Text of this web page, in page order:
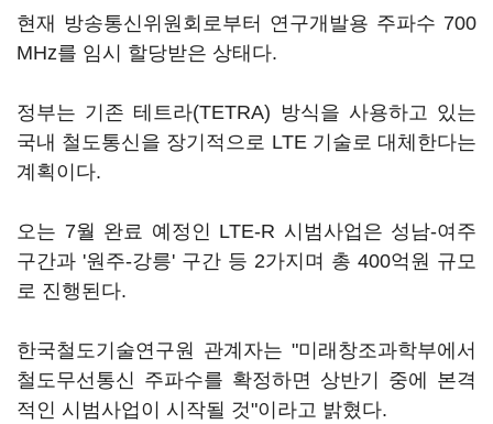
현재 방송통신위원회로부터 연구개발용 주파수 700
MHz를 임시 할당받은 상태다.
정부는 기존 테트라(TETRA) 방식을 사용하고 있는
국내 철도통신을 장기적으로 LTE 기술로 대체한다는
계획이다.
오는 7월 완료 예정인 LTE-R 시범사업은 성남-여주
구간과 '원주-강릉' 구간 등 2가지며 총 400억원 규모
로 진행된다.
한국철도기술연구원 관계자는 "미래창조과학부에서
철도무선통신 주파수를 확정하면 상반기 중에 본격
적인 시범사업이 시작될 것"이라고 밝혔다.